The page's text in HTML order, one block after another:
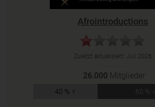
Afrointroductions
Zuletzt aktualisiert: Juli 2026
26.000 Mitglieder
40 % ♀ 60 % ♂